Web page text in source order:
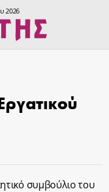
2026
συμβούλιο του